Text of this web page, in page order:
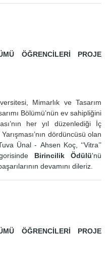
ÖĞRENCİLERİ PROJE
Mimarlık ve Tasarım
Bölümü’nün ev sahipliğini
her yıl düzenlediği İç
dördüncüsü olan
Ünal - Ahsen Koç, ‘‘Vitra’’
Birincilik Ödülü'nü
devamını dileriz.
ÖĞRENCİLERİ PROJE